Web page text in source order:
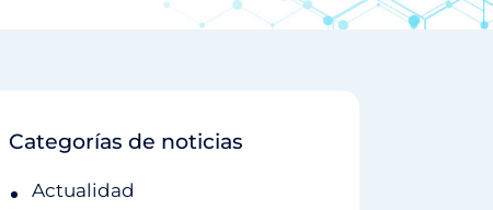
Categorías de noticias
Actualidad